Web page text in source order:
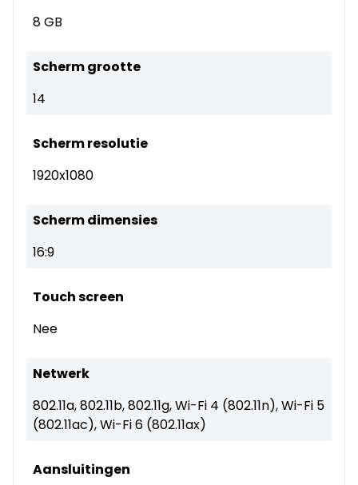
8 GB
Scherm grootte
14
Scherm resolutie
1920x1080
Scherm dimensies
16:9
Touch screen
Nee
Netwerk
802.11a, 802.11b, 802.11g, Wi-Fi 4 (802.11n), Wi-Fi 5
(802.11ac), Wi-Fi 6 (802.11ax)
Aansluitingen